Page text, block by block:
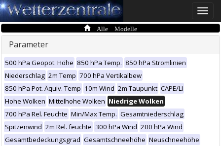
Toggle
Alle Modelle
Parameter
500 hPa Geopot. Höhe 850 hPa Temp. 850 hPa Stromlinien
Niederschlag 2m Temp 700 hPa Vertikalbew
850 hPa Pot. Äquiv. Temp 10m Wind 2m Taupunkt CAPE/LI
Hohe Wolken Mittelhohe Wolken Niedrige Wolken
700 hPa Rel. Feuchte Min/Max Temp. Gesamtniederschlag
Spitzenwind 2m Rel. feuchte 300 hPa Wind 200 hPa Wind
Gesamtbedeckungsgrad Gesamtschneehöhe Neuschneehöhe